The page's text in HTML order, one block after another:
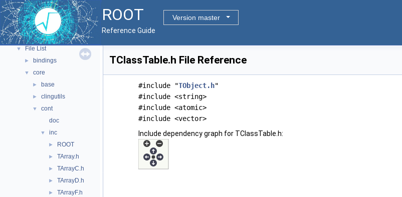
ROOT
Version master
Reference Guide
► Namespaces
► All Classes
▼ Files
▼ File List
► bindings
▼ core
► base
► clingutils
▼
cont
doc
▼ inc
► ROOT
► TArray.h
► TArrayC.h
► TArrayD.h
► TArrayF.h
TClassTable.h File Reference
#include "TObject.h"
#include <string>
#include <atomic>
#include <vector>
Include dependency graph for TClassTable.h: